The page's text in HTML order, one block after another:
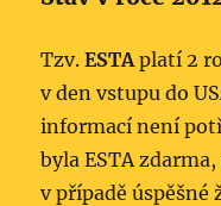
Tzv.ESTAplatí 2
v den vstupu do
informací není
byla ESTA
v případě úspěšné